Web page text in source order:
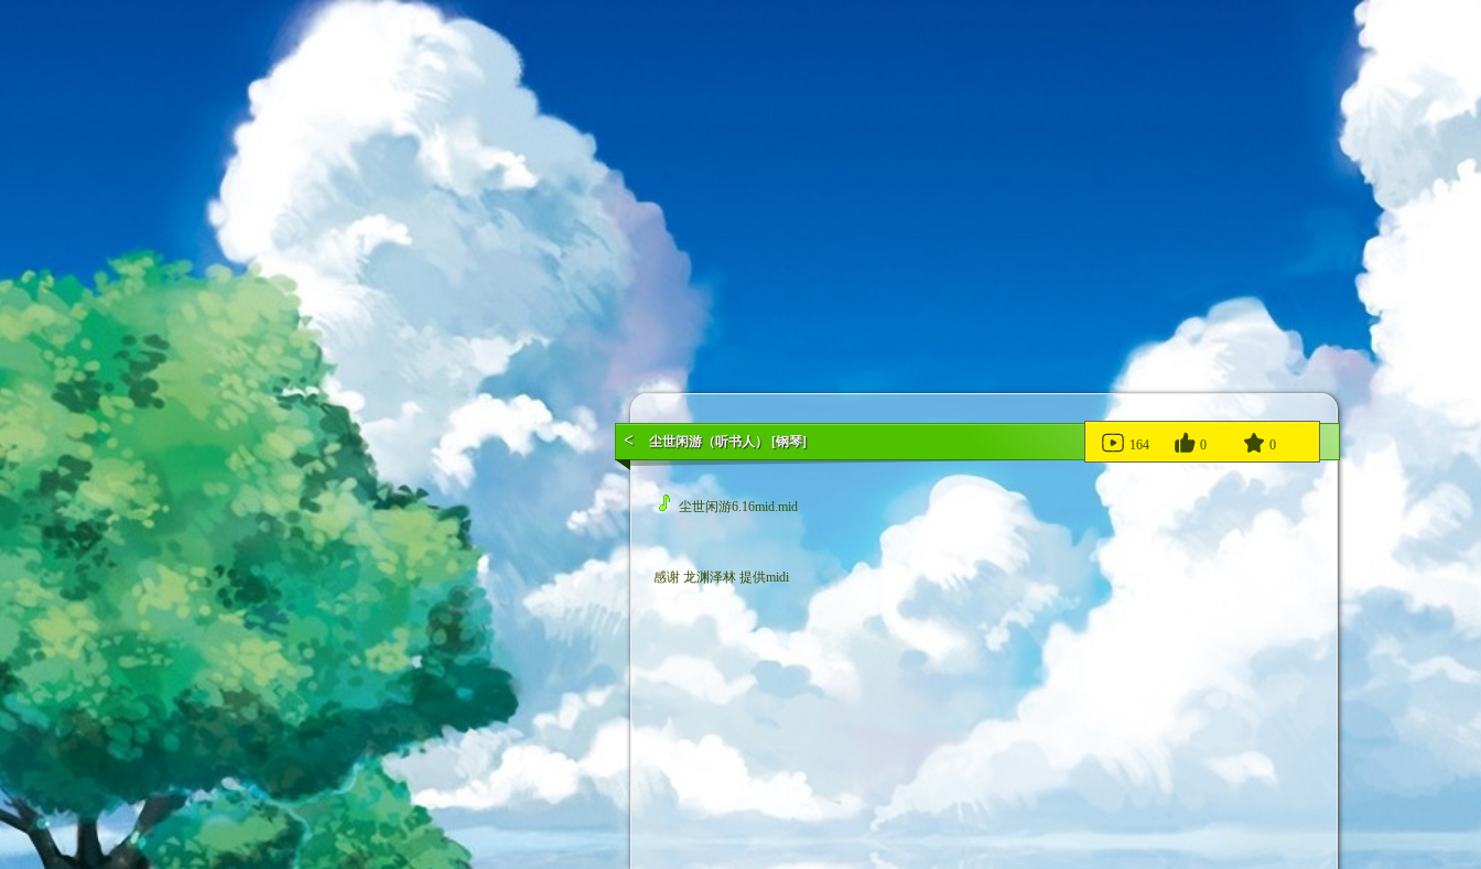
尘世闲游（听书人） [钢琴]
< 164 0 0
尘世闲游6.16mid.mid
感谢 龙渊泽林 提供midi